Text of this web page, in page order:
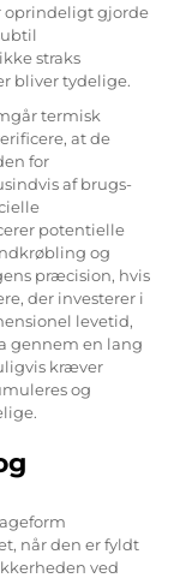
oprindeligt gjorde
straks
bliver tydelige.
termisk
at de
for
af brugs-
potentielle
og
præcision, hvis
der investerer i
levetid,
gennem en lang
kræver
og
når den er fyldt
ved